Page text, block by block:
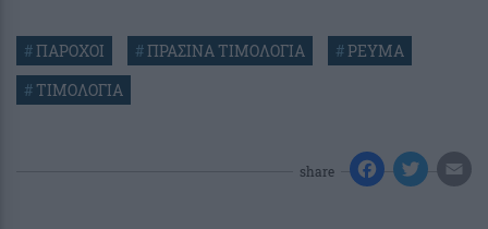
#ΠΑΡΟΧΟΙ #ΠΡΑΣΙΝΑ ΤΙΜΟΛΟΓΙΑ #ΡΕΥΜΑ
# ΤΙΜΟΛΟΓΙΑ
share